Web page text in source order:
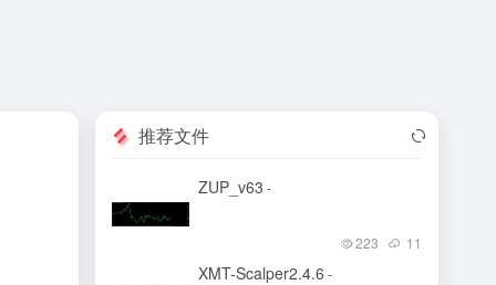
推荐文件
ZUP_v63 -
223 11
XMT-Scalper2.4.6 -